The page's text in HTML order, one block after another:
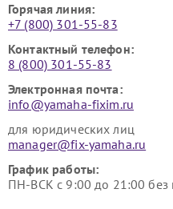
Горячая линия:
+7 (800) 301-55-83
Контактный телефон:
8 (800) 301-55-83
Электронная почта:
info@yamaha-fixim.ru
для юридических лиц
manager@fix-yamaha.ru
График работы:
ПН-ВСК с 9:00 до 21:00